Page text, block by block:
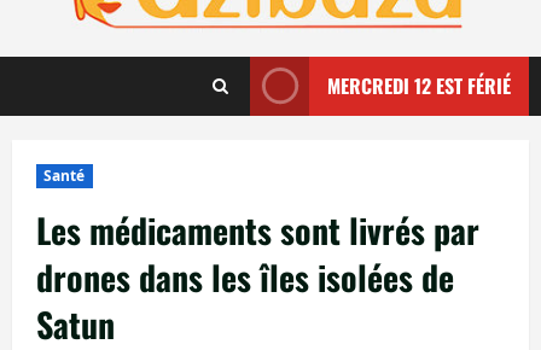
MERCREDI 12 EST FÉRIÉ
Santé
Les médicaments sont livrés par
drones dans les îles isolées de
Satun